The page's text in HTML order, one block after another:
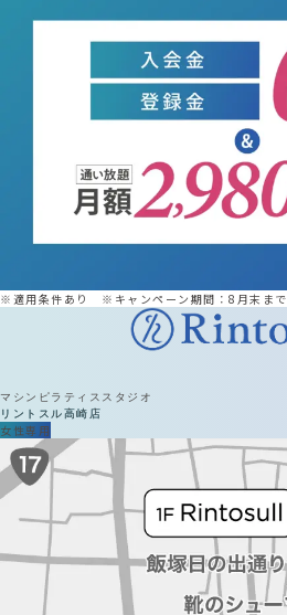
※適用条件あり ※キャンペーン期間：8月末まで
マシンピラティススタジオ
リントスル高崎店
女性専用